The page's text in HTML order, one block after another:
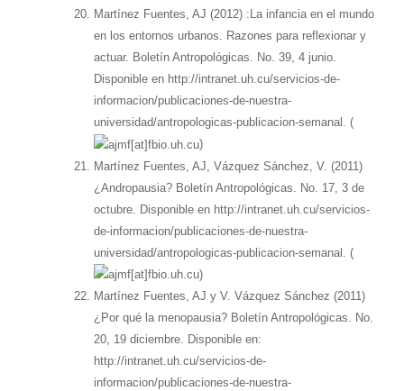
Martínez Fuentes, AJ (2012) :La infancia en el mundo
en los entornos urbanos. Razones para reflexionar y
actuar. Boletín Antropológicas. No. 39, 4 junio.
Disponible en http://intranet.uh.cu/servicios-de-
informacion/publicaciones-de-nuestra-
universidad/antropologicas-publicacion-semanal. (
)
Martínez Fuentes, AJ, Vázquez Sánchez, V. (2011)
¿Andropausia? Boletín Antropológicas. No. 17, 3 de
octubre. Disponible en http://intranet.uh.cu/servicios-
de-informacion/publicaciones-de-nuestra-
universidad/antropologicas-publicacion-semanal. (
)
Martínez Fuentes, AJ y V. Vázquez Sánchez (2011)
¿Por qué la menopausia? Boletín Antropológicas. No.
20, 19 diciembre. Disponible en:
http://intranet.uh.cu/servicios-de-
informacion/publicaciones-de-nuestra-